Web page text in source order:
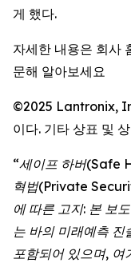
게 했다.
자세한 내용은 회사
문해 알아보세요
©2025 Lantronix,
이다. 기타 상표 및
“세이프 하버(Safe
혁법(Private
에 따른 고지: 본 보
는 바의 미래예측
포함되어 있으며,